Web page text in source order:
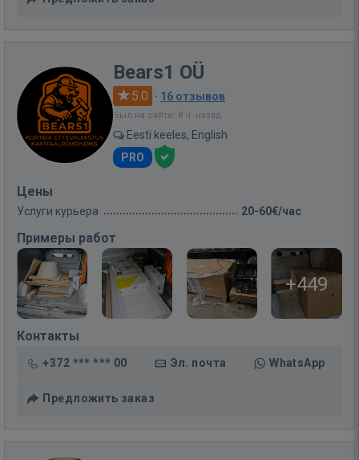
Bears1 OÜ
5.0 · 16 отзывов
Был на сайте: 8 ч. назад
Eesti keeles, English
PRO
Цены
Услуги курьера 20-60€/час
Примеры работ
+449
Контакты
+372 *** *** 00 Эл. почта WhatsApp
Предложить заказ